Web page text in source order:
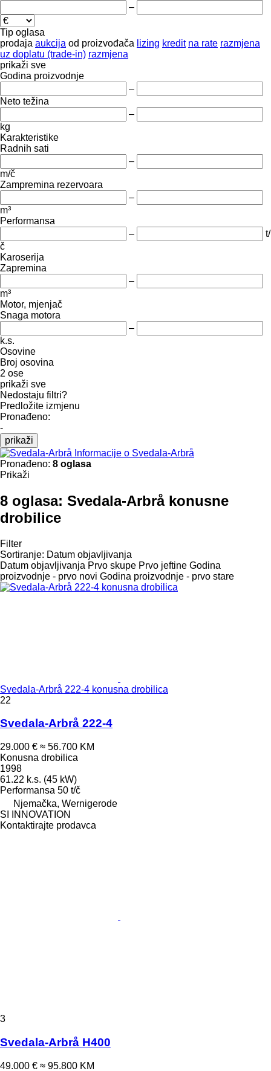
–
Tip oglasa
prodaja aukcija od proizvođača lizing kredit na rate razmjena
uz doplatu (trade-in) razmjena
prikaži sve
Godina proizvodnje
–
Neto težina
–
kg
Karakteristike
Radnih sati
–
m/č
Zampremina rezervoara
–
m³
Performansa
–
t/
č
Karoserija
Zapremina
–
m³
Motor, mjenjač
Snaga motora
–
k.s.
Osovine
Broj osovina
2 ose
prikaži sve
Nedostaju filtri?
Predložite izmjenu
Pronađeno:
-
prikaži
Informacije o Svedala-Arbrå
Pronađeno: 8 oglasa
Prikaži
8 oglasa: Svedala-Arbrå konusne
drobilice
Filter
Sortiranje: Datum objavljivanja
Datum objavljivanja Prvo skupe Prvo jeftine Godina
proizvodnje - prvo novi Godina proizvodnje - prvo stare
Svedala-Arbrå 222-4 konusna drobilica
22
Svedala-Arbrå 222-4
29.000 € ≈ 56.700 KM
Konusna drobilica
1998
61.22 k.s. (45 kW)
Performansa 50 t/č
Njemačka, Wernigerode
SI INNOVATION
Kontaktirajte prodavca
3
Svedala-Arbrå H400
49.000 € ≈ 95.800 KM